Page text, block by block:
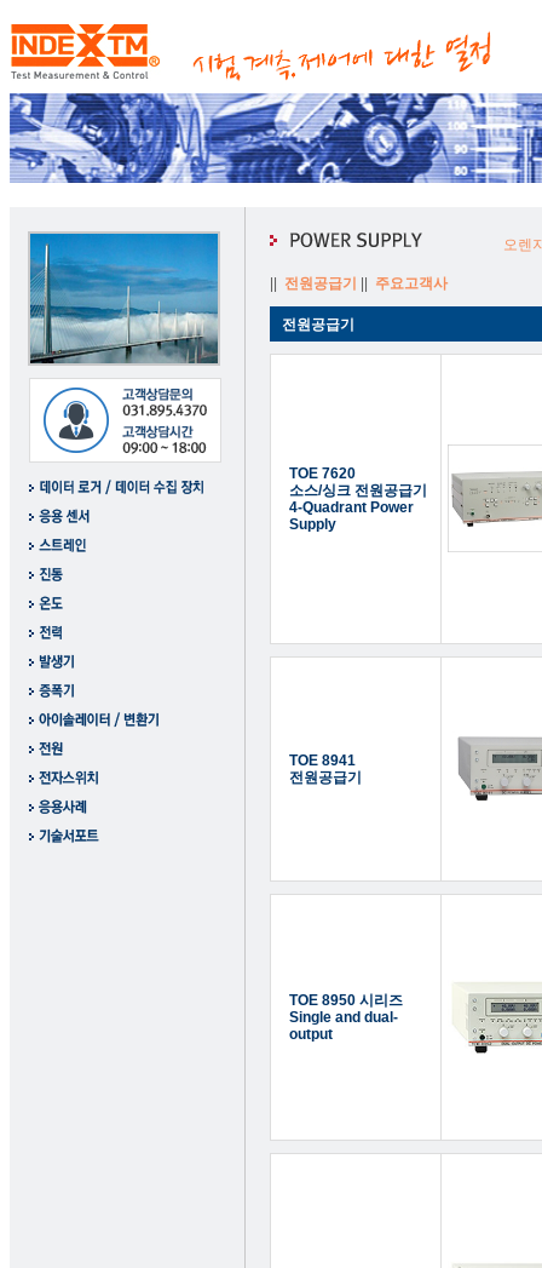
오렌
전원공급기 주요고객사
전원공급기
TOE 7620
소스/싱크 전원공급기
4-Quadrant Power
Supply
TOE 8941
전원공급기
TOE 8950 시리즈
Single and dual-
output